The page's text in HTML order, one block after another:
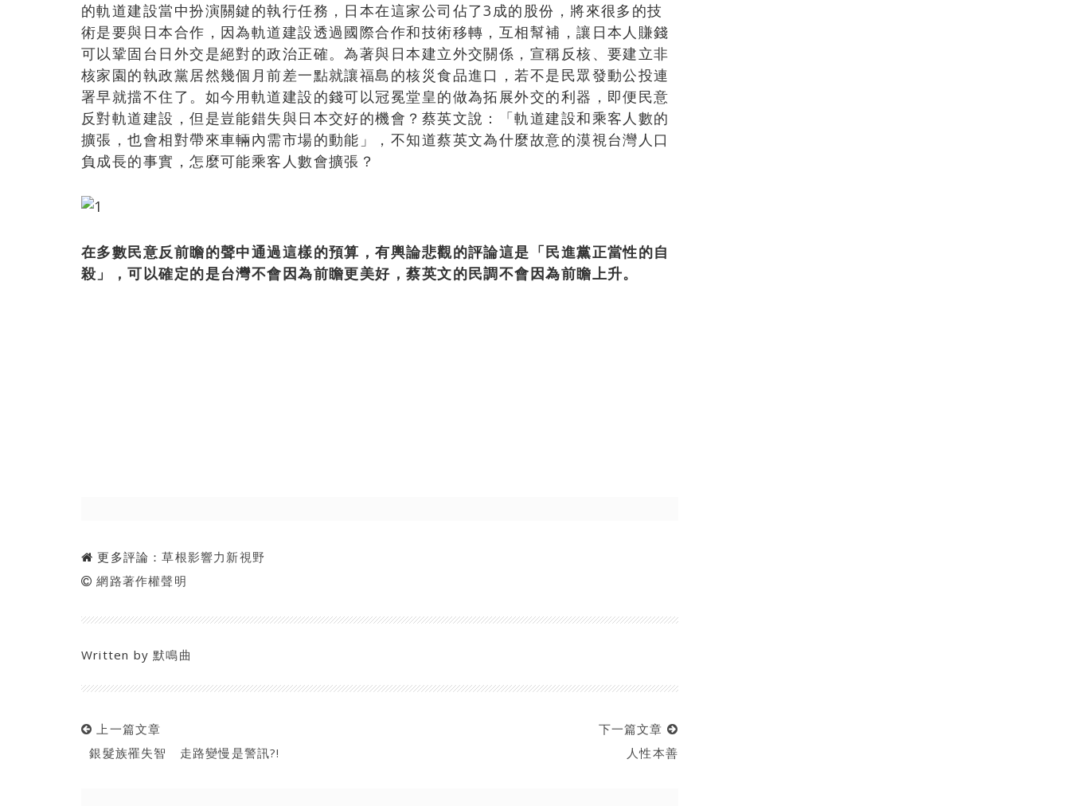
的軌道建設當中扮演關鍵的執行任務，日本在這家公司佔了3成的股份，將來很多的技
術是要與日本合作，因為軌道建設透過國際合作和技術移轉，互相幫補，讓日本人賺錢
可以鞏固台日外交是絕對的政治正確。為著與日本建立外交關係，宣稱反核、要建立非
核家園的執政黨居然幾個月前差一點就讓福島的核災食品進口，若不是民眾發動公投連
署早就擋不住了。如今用軌道建設的錢可以冠冕堂皇的做為拓展外交的利器，即便民意
反對軌道建設，但是豈能錯失與日本交好的機會？蔡英文說：「軌道建設和乘客人數的
擴張，也會相對帶來車輛內需市場的動能」，不知道蔡英文為什麼故意的漠視台灣人口
負成長的事實，怎麼可能乘客人數會擴張？
在多數民意反前瞻的聲中通過這樣的預算，有輿論悲觀的評論這是「民進黨正當性的自
殺」，可以確定的是台灣不會因為前瞻更美好，蔡英文的民調不會因為前瞻上升。
更多評論：草根影響力新視野
網路著作權聲明
Written by默鳴曲
上一篇文章
銀髮族罹失智 走路變慢是警訊?!
下一篇文章
人性本善